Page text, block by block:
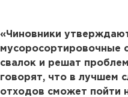
«Чиновники
мусоросортировочные
свалок и решат
говорят, что в лучшем
отходов сможет пойти